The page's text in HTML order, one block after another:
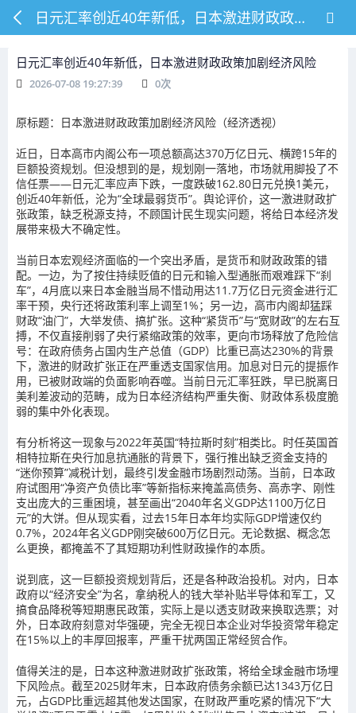
日元汇率创近40年新低，日本激进财政政策加剧经济风险
日元汇率创近40年新低，日本激进财政政策加剧经济风险
2026-07-08 19:27:39 0次
原标题：日本激进财政政策加剧经济风险（经济透视）
近日，日本高市内阁公布一项总额高达370万亿日元、横跨15年的
巨额投资规划。但没想到的是，规划刚一落地，市场就用脚投了不
信任票——日元汇率应声下跌，一度跌破162.80日元兑换1美元，
创近40年新低，沦为“全球最弱货币”。舆论评价，这一激进财政扩
张政策，缺乏税源支持，不顾国计民生现实问题，将给日本经济发
展带来极大不确定性。
当前日本宏观经济面临的一个突出矛盾，是货币和财政政策的错
配。一边，为了按住持续贬值的日元和输入型通胀而艰难踩下“刹
车”，4月底以来日本金融当局不惜动用达11.7万亿日元资金进行汇
率干预，央行还将政策利率上调至1%；另一边，高市内阁却猛踩
财政“油门”，大举发债、搞扩张。这种“紧货币”与“宽财政”的左右互
搏，不仅直接削弱了央行紧缩政策的效率，更向市场释放了危险信
号：在政府债务占国内生产总值（GDP）比重已高达230%的背景
下，激进的财政扩张正在严重透支国家信用。加息对日元的提振作
用，已被财政端的负面影响吞噬。当前日元汇率狂跌，早已脱离日
美利差波动的范畴，成为日本经济结构严重失衡、财政体系极度脆
弱的集中外化表现。
有分析将这一现象与2022年英国“特拉斯时刻”相类比。时任英国首
相特拉斯在央行加息抗通胀的背景下，强行推出缺乏资金支持的
“迷你预算”减税计划，最终引发金融市场剧烈动荡。当前，日本政
府试图用“净资产负债比率”等新指标来掩盖高债务、高赤字、刚性
支出庞大的三重困境，甚至画出“2040年名义GDP达1100万亿日
元”的大饼。但从现实看，过去15年日本年均实际GDP增速仅约
0.7%，2024年名义GDP刚突破600万亿日元。无论数据、概念怎
么更换，都掩盖不了其短期功利性财政操作的本质。
说到底，这一巨额投资规划背后，还是各种政治投机。对内，日本
政府以“经济安全”为名，拿纳税人的钱大举补贴半导体和军工，又
搞食品降税等短期惠民政策，实际上是以透支财政来换取选票；对
外，日本政府刻意对华强硬，完全无视日本企业对华投资常年稳定
在15%以上的丰厚回报率，严重干扰两国正常经贸合作。
值得关注的是，日本这种激进财政扩张政策，将给全球金融市场埋
下风险点。截至2025财年末，日本政府债务余额已达1343万亿日
元，占GDP比重远超其他发达国家，在财政严重吃紧的情况下“大